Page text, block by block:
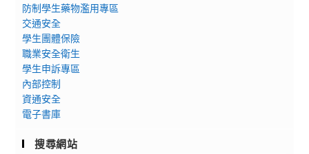
防制學生藥物濫用專區
交通安全
學生團體保險
職業安全衛生
學生申訴專區
內部控制
資通安全
電子書庫
搜尋網站